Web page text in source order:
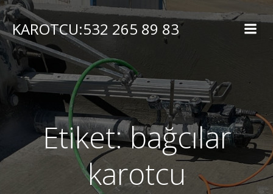
İçeriğe
geçKAROTCU:532 265 89 83
Etiket:bağcılar
karotcu